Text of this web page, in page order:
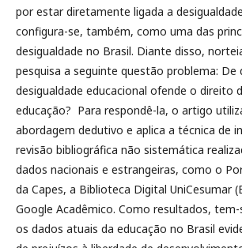
por estar diretamente ligada a
configura-se, também, como uma das
desigualdade no Brasil. Diante disso,
pesquisa a seguinte questão problema: De
desigualdade educacional ofende o direito
educação? Para respondê-la, o artigo
abordagem dedutivo e aplica a técnica de
revisão bibliográfica não sistemática
dados nacionais e estrangeiras, como o
da Capes, a Biblioteca Digital UniCesumar
Google Acadêmico. Como resultados,
os dados atuais da educação no Brasil